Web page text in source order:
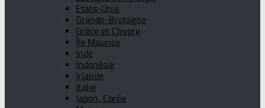
Etats-Unis
Grande-Bretagne
Grèce et Chypre
Île Maurice
Inde
Indonésie
Irlande
Italie
Japon, Corée